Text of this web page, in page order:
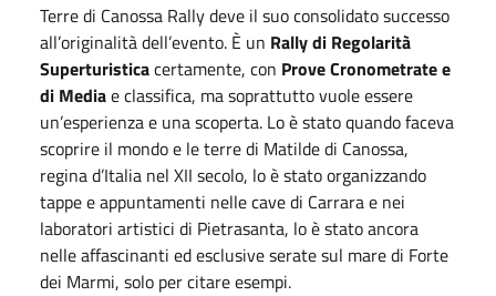
Terre di Canossa Rally deve il suo consolidato successo
all’originalità dell’evento. È un Rally di Regolarità
Superturisticacertamente, con Prove Cronometrate e
di Mediae classifica, ma soprattutto vuole essere
un’esperienza e una scoperta. Lo è stato quando faceva
scoprire il mondo e le terre di Matilde di Canossa,
regina d’Italia nel XII secolo, lo è stato organizzando
tappe e appuntamenti nelle cave di Carrara e nei
laboratori artistici di Pietrasanta, lo è stato ancora
nelle affascinanti ed esclusive serate sul mare di Forte
dei Marmi, solo per citare esempi.